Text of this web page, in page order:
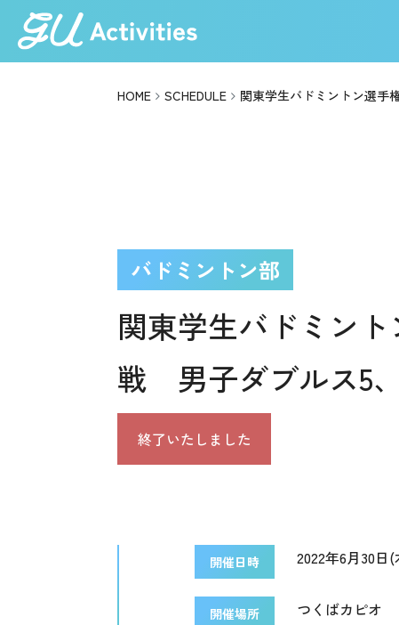
HOME SCHEDULE 関東学生バドミントン選
バドミントン部
関東学生バドミン
戦 男子ダブルス5
終了いたしました
開催日時 2022年6月30日(
開催場所 つくばカピオ